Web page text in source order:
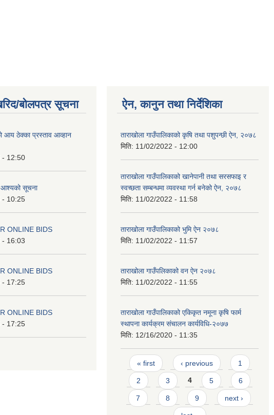
बोलपत्र सूचना
ठेक्का प्रस्ताव आव्हान
- 12:50
आश्यको सूचना
- 10:25
ONLINE BIDS
- 16:03
ONLINE BIDS
- 17:25
ONLINE BIDS
- 17:25
ऐन, कानुन तथा निर्देशिका
ताराखोला गाउँपालिकाको कृषि तथा पशुपन्छी ऐन, २०७८
मिति: 11/02/2022 - 12:00
ताराखोला गाउँपालिकाको खानेपानी तथा सरसफाइ र
स्वच्छता सम्बन्धमा व्यवस्था गर्न बनेको ऐन, २०७८
मिति: 11/02/2022 - 11:58
ताराखोला गाउँपालिकाको भुमि ऐन २०७८
मिति: 11/02/2022 - 11:57
ताराखोला गाउँपलिकाको वन ऐन २०७८
मिति: 11/02/2022 - 11:55
ताराखोला गाउँपालिकाको एकिकृत नमूना कृषि फार्म
स्थापना कार्यक्रम संचालन कार्यविधि-२०७७
मिति: 12/16/2020 - 11:35
Pages
« first ‹ previous 1
2 3 4 5 6
7 8 9 next ›